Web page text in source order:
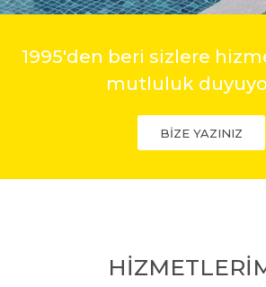
1995'den beri sizlere
mutluluk
BİZE YAZINIZ